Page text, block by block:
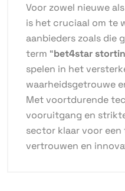
Voor zowel nieuwe
is het cruciaal om te
aanbieders zoals die
term “bet4star
spelen in het
waarheidsgetrouwe
Met voortdurende
vooruitgang en
sector klaar voor
vertrouwen en